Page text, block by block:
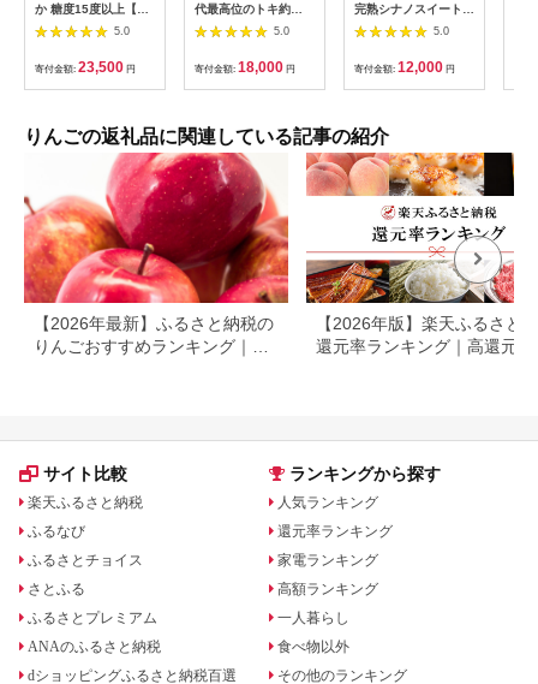
か 糖度15度以上【先
行予約 12月発送予
定】 数量限定 岩手県
産 りんご リンゴ 林檎
冬恋 はるか フルーツ
くだもの 果物 【冬恋
5.0
寄付金額: 23,500 円
代最高位のトキ約
5kg【全国ふじコンテ
スト最高賞受賞農園・
平川市広船産りんご】
5.0
寄付金額: 18,000 円
完熟シナノスイート
7-11個入り 果物 りん
ご フルーツ デザート
食後 長野りんご 信州
りんご ジューシー あ
ふれる果汁
5.0
寄付金額: 12,000 円
りんごの返礼品に関連している記事の紹介
【2026年最新】ふるさと納税の
りんごおすすめランキング｜還
【2026年版】楽天ふるさと
還元率ランキング｜高還元率
サイト比較
楽天ふるさと納税
ふるなび
ふるさとチョイス
さとふる
ふるさとプレミアム
ANAのふるさと納税
dショッピングふるさと納税百選
ランキングから探す
人気ランキング
還元率ランキング
家電ランキング
高額ランキング
一人暮らし
食べ物以外
その他のランキング